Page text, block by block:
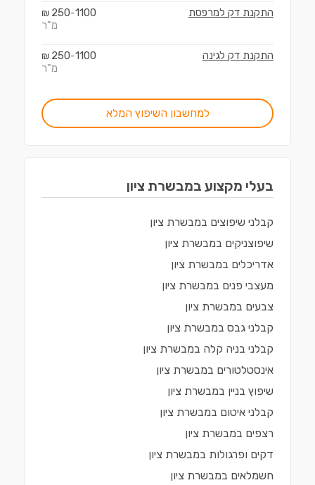
התקנת דק למרפסת 250-1100
₪
מ"ר
התקנת דק לגינה 250-1100
₪
מ"ר
למחשבון השיפוץ המלא
בעלי מקצוע במבשרת ציון
קבלני שיפוצים במבשרת ציון
שיפוצניקים במבשרת ציון
אדריכלים במבשרת ציון
מעצבי פנים במבשרת ציון
צבעים במבשרת ציון
קבלני גבס במבשרת ציון
קבלני בניה קלה במבשרת ציון
אינסטלטורים במבשרת ציון
שיפוץ בניין במבשרת ציון
קבלני איטום במבשרת ציון
רצפים במבשרת ציון
דקים ופרגולות במבשרת ציון
חשמלאים במבשרת ציון